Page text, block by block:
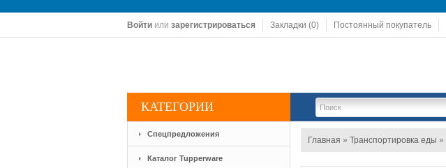
Войтиили зарегистрироваться Закладки (0) Постоянный покупатель
КАТЕГОРИИ
Спецпредложения
Каталог Tupperware
Главная » Транспортировка еды »